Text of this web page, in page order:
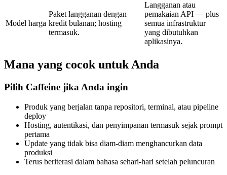
Model harga
Paket langganan dengan
kredit bulanan; hosting
termasuk.
Langganan atau
pemakaian API — plus
semua infrastruktur
yang dibutuhkan
aplikasinya.
Mana yang cocok untuk Anda
Pilih Caffeine jika Anda ingin
Produk yang berjalan tanpa repositori, terminal, atau pipeline
deploy
Hosting, autentikasi, dan penyimpanan termasuk sejak prompt
pertama
Update yang tidak bisa diam-diam menghancurkan data
produksi
Terus beriterasi dalam bahasa sehari-hari setelah peluncuran